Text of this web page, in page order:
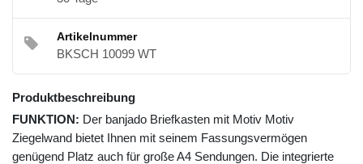
Artikelnummer
BKSCH 10099 WT
Produktbeschreibung
FUNKTION: Der banjado Briefkasten mit Motiv Motiv
Ziegelwand bietet Ihnen mit seinem Fassungsvermögen
genügend Platz auch für große A4 Sendungen. Die integrierte